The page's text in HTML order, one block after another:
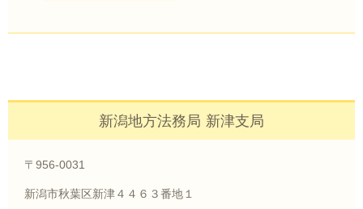
新潟地方法務局 新津支局
〒956-0031
新潟市秋葉区新津４４６３番地１